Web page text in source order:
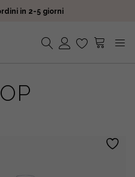
in 2-5 giorni
sconto e spedizione gratuita
in 2-5 giorni